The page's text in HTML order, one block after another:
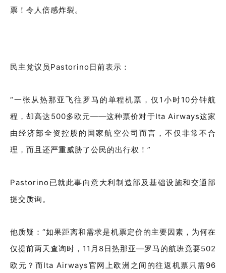
票！令人倍感炸裂。
民主党议员Pastorino日前表示：
“一张从热那亚飞往罗马的单程机票，仅1小时10分钟航
程，却高达500多欧元——这种票价对于Ita Airways这家
由经济部全资控股的国家航空公司而言，不仅非常不合
理，而且还严重威胁了公民的出行权！”
Pastorino已就此事向意大利制造部及基础设施和交通部
提交质询。
他质疑：“如果距离和需求是机票定价的主要因素，为何在
仅提前两天查询时，11月8日热那亚—罗马的航班竟要502
欧元？而Ita Airways官网上欧洲之间的往返机票只需96